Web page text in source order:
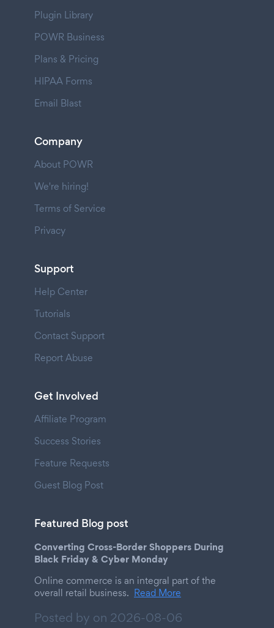
Plugin Library
POWR Business
Plans & Pricing
HIPAA Forms
Email Blast
Company
About POWR
We're hiring!
Terms of Service
Privacy
Support
Help Center
Tutorials
Contact Support
Report Abuse
Get Involved
Affiliate Program
Success Stories
Feature Requests
Guest Blog Post
Featured Blog post
Converting Cross-Border Shoppers During
Black Friday & Cyber Monday
Online commerce is an integral part of the
overall retail business. Read More
Posted by on 2026-08-06